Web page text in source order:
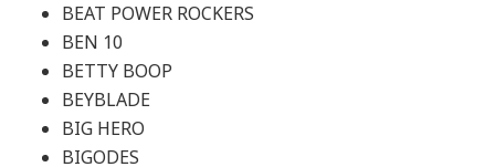
BEAT POWER ROCKERS
BEN 10
BETTY BOOP
BEYBLADE
BIG HERO
BIGODES